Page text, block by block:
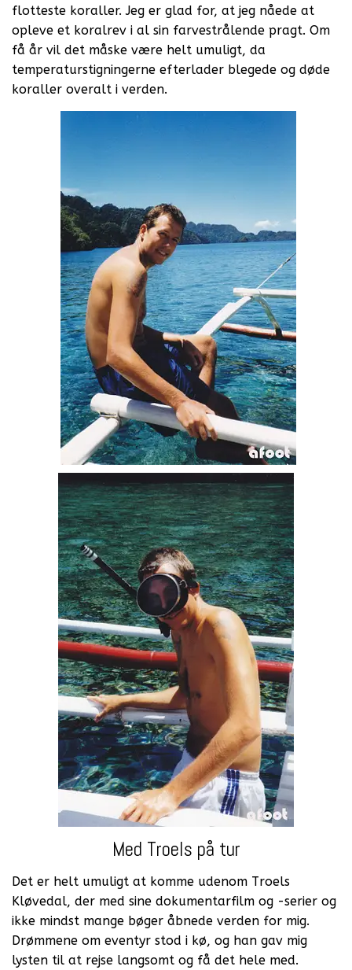
flotteste koraller. Jeg er glad for, at jeg nåede at
opleve et koralrev i al sin farvestrålende pragt. Om
få år vil det måske være helt umuligt, da
temperaturstigningerne efterlader blegede og døde
koraller overalt i verden.
Med Troels på tur
Det er helt umuligt at komme udenom Troels
Kløvedal, der med sine dokumentarfilm og -serier og
ikke mindst mange bøger åbnede verden for mig.
Drømmene om eventyr stod i kø, og han gav mig
lysten til at rejse langsomt og få det hele med.